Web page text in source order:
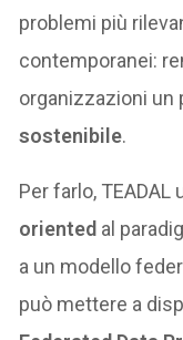
problemi più
contemporanei:
organizzazioni un
sostenibile.
Per farlo,
oriented al
a un modello
può mettere a